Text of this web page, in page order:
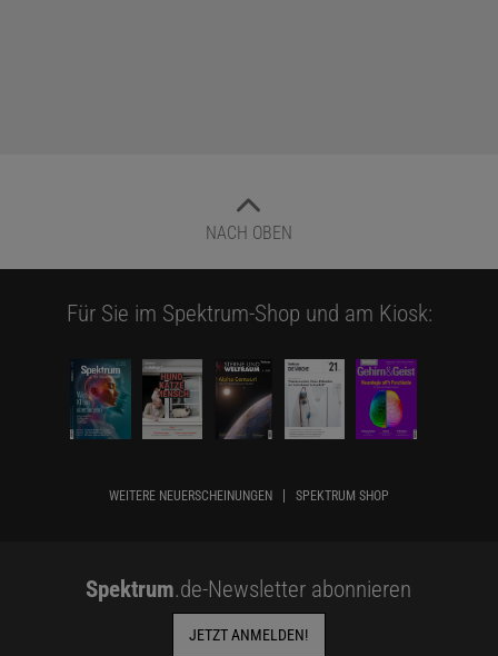
NACH OBEN
Für Sie im Spektrum-Shop und am Kiosk:
WEITERE NEUERSCHEINUNGEN SPEKTRUM SHOP
Spektrum.de-Newsletter abonnieren
JETZT ANMELDEN!